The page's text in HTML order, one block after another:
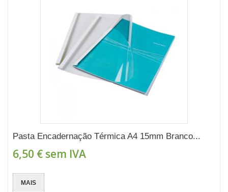
Pasta Encadernação Térmica A4 15mm Branco...
6,50 € sem IVA
MAIS